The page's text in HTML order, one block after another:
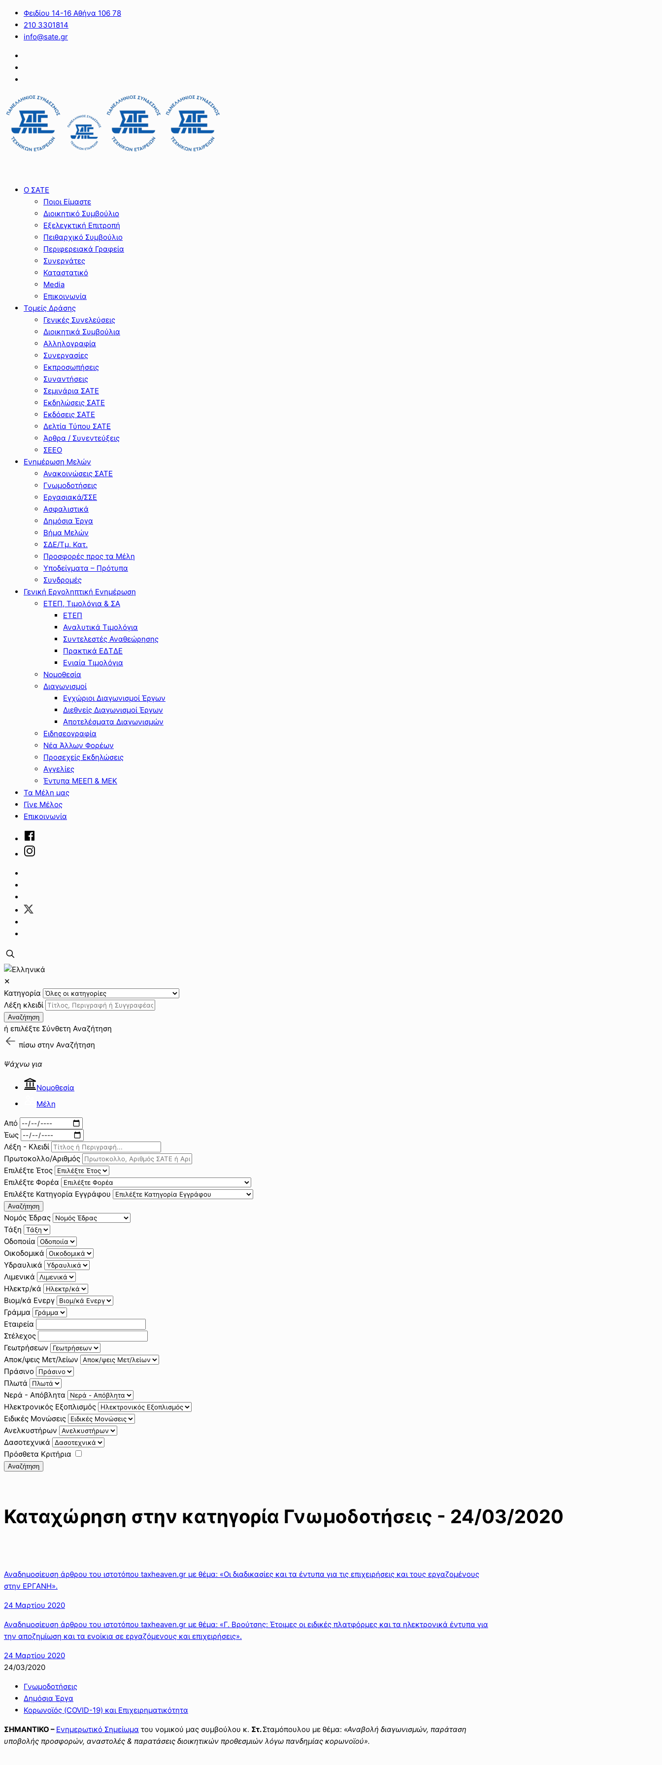
Φειδίου 14-16 Αθήνα 106 78
210 3301814
info@sate.gr
Ο ΣΑΤΕ
Ποιοι Είμαστε
Διοικητικό Συμβούλιο
Εξελεγκτική Επιτροπή
Πειθαρχικό Συμβούλιο
Περιφερειακά Γραφεία
Συνεργάτες
Καταστατικό
Media
Επικοινωνία
Τομείς Δράσης
Γενικές Συνελεύσεις
Διοικητικά Συμβούλια
Αλληλογραφία
Συνεργασίες
Εκπροσωπήσεις
Συναντήσεις
Σεμινάρια ΣΑΤΕ
Εκδηλώσεις ΣΑΤΕ
Εκδόσεις ΣΑΤΕ
Δελτία Τύπου ΣΑΤΕ
Άρθρα / Συνεντεύξεις
ΣΕΕΟ
Ενημέρωση Μελών
Ανακοινώσεις ΣΑΤΕ
Γνωμοδοτήσεις
Εργασιακά/ΣΣΕ
Ασφαλιστικά
Δημόσια Έργα
Βήμα Μελών
ΣΔΕ/Τμ. Κατ.
Προσφορές προς τα Μέλη
Υποδείγματα – Πρότυπα
Συνδρομές
Γενική Εργοληπτική Ενημέρωση
ΕΤΕΠ, Τιμολόγια & ΣΑ
ΕΤΕΠ
Αναλυτικά Τιμολόγια
Συντελεστές Αναθεώρησης
Πρακτικά ΕΔΤΔΕ
Ενιαία Τιμολόγια
Νομοθεσία
Διαγωνισμοί
Εγχώριοι Διαγωνισμοί Έργων
Διεθνείς Διαγωνισμοί Έργων
Αποτελέσματα Διαγωνισμών
Ειδησεογραφία
Νέα Άλλων Φορέων
Προσεχείς Εκδηλώσεις
Αγγελίες
Έντυπα ΜΕΕΠ & ΜΕΚ
Τα Μέλη μας
Γίνε Μέλος
Επικοινωνία
✕
Κατηγορία
Λέξη κλειδί
Αναζήτηση
ή επιλέξτε Σύνθετη Αναζήτηση
πίσω στην Αναζήτηση
Ψάχνω για
Νομοθεσία
Μέλη
Από
Έως
Λέξη - Κλειδί
Πρωτοκολλο/Αριθμός
Επιλέξτε Έτος
Επιλέξτε Φορέα
Επιλέξτε Κατηγορία Εγγράφου
Αναζήτηση
Νομός Έδρας
Τάξη
Οδοποιία
Οικοδομικά
Υδραυλικά
Λιμενικά
Ηλεκτρ/κά
Βιομ/κά Ενεργ
Γράμμα
Εταιρεία
Στέλεχος
Γεωτρήσεων
Αποκ/ψεις Μετ/λείων
Πράσινο
Πλωτά
Νερά - Απόβλητα
Ηλεκτρονικός Εξοπλισμός
Ειδικές Μονώσεις
Ανελκυστήρων
Δασοτεχνικά
Πρόσθετα Κριτήρια
Αναζήτηση
Καταχώρηση στην κατηγορία Γνωμοδοτήσεις - 24/03/2020
Αναδημοσίευση άρθρου του ιστοτόπου taxheaven.gr με θέμα: «Οι διαδικασίες και τα έντυπα για τις επιχειρήσεις και τους εργαζομένους
στην ΕΡΓΑΝΗ».
24 Μαρτίου 2020
Αναδημοσίευση άρθρου του ιστοτόπου taxheaven.gr με θέμα: «Γ. Βρούτσης: Έτοιμες οι ειδικές πλατφόρμες και τα ηλεκτρονικά έντυπα για
την αποζημίωση και τα ενοίκια σε εργαζόμενους και επιχειρήσεις».
24 Μαρτίου 2020
24/03/2020
Γνωμοδοτήσεις
Δημόσια Έργα
Κορωνοϊός (COVID-19) και Επιχειρηματικότητα
ΣΗΜΑΝΤΙΚΟ – Ενημερωτικό Σημείωμα του νομικού μας συμβούλου κ. Στ.Σταμόπουλου με θέμα: «Αναβολή διαγωνισμών, παράταση
υποβολής προσφορών, αναστολές & παρατάσεις διοικητικών προθεσμιών λόγω πανδημίας κορωνοϊού».